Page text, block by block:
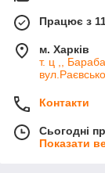
Працює з
м. Харків
т. ц ,,
Контакти
Сьогодні
Показати